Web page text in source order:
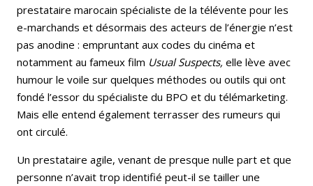
prestataire marocain spécialiste de la télévente pour les
e-marchands et désormais des acteurs de l’énergie n’est
pas anodine : empruntant aux codes du cinéma et
notamment au fameux film Usual Suspects, elle lève avec
humour le voile sur quelques méthodes ou outils qui ont
fondé l’essor du spécialiste du BPO et du télémarketing.
Mais elle entend également terrasser des rumeurs qui
ont circulé.
Un prestataire agile, venant de presque nulle part et que
personne n’avait trop identifié peut-il se tailler une